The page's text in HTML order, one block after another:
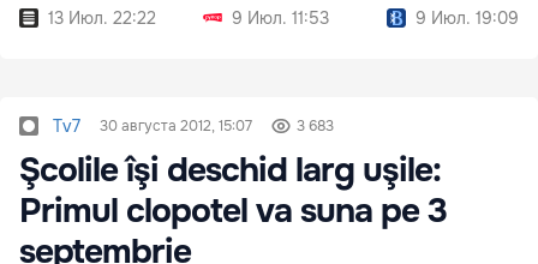
13 Июл. 22:22
9 Июл. 11:53
9 Июл. 19:09
Tv7 30 августа 2012, 15:07 3 683
Şcolile îşi deschid larg uşile:
Primul clopotel va suna pe 3
septembrie